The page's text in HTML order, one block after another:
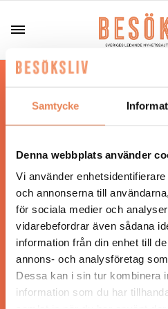
Samtycke
Denna webbplats använder
Vi använder
och annonserna till
för sociala medier och
vidarebefordrar även sådana
information från din enhet till
annons- och analysföretag
Dessa kan i sin tur kombinera
information som du har
Hos oss läser du
nyheter och snackisar
Besöksliv i sin tryckta
Tidningen ges
ANSVARIG
Jonas